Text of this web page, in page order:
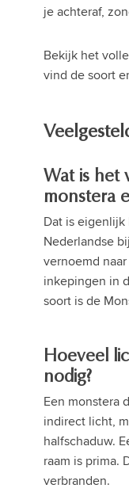
je achteraf,
Bekijk het
vind de soort
Wat is het
monstera
Dat is
Nederlandse
vernoemd
inkepingen in
soort is de
Hoeveel
nodig?
Een monstera
indirect licht,
halfschaduw.
raam is prima.
verbranden.